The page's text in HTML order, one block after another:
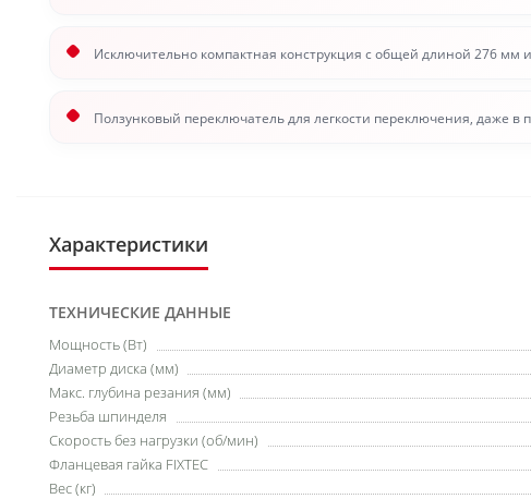
Исключительно компактная конструкция с общей длиной 276 мм
Ползунковый переключатель для легкости переключения, даже в
Характеристики
ТЕХНИЧЕСКИЕ ДАННЫЕ
Мощность (Вт)
Диаметр диска (мм)
Макс. глубина резания (мм)
Резьба шпинделя
Скорость без нагрузки (об/мин)
Фланцевая гайка FIXTEC
Вес (кг)